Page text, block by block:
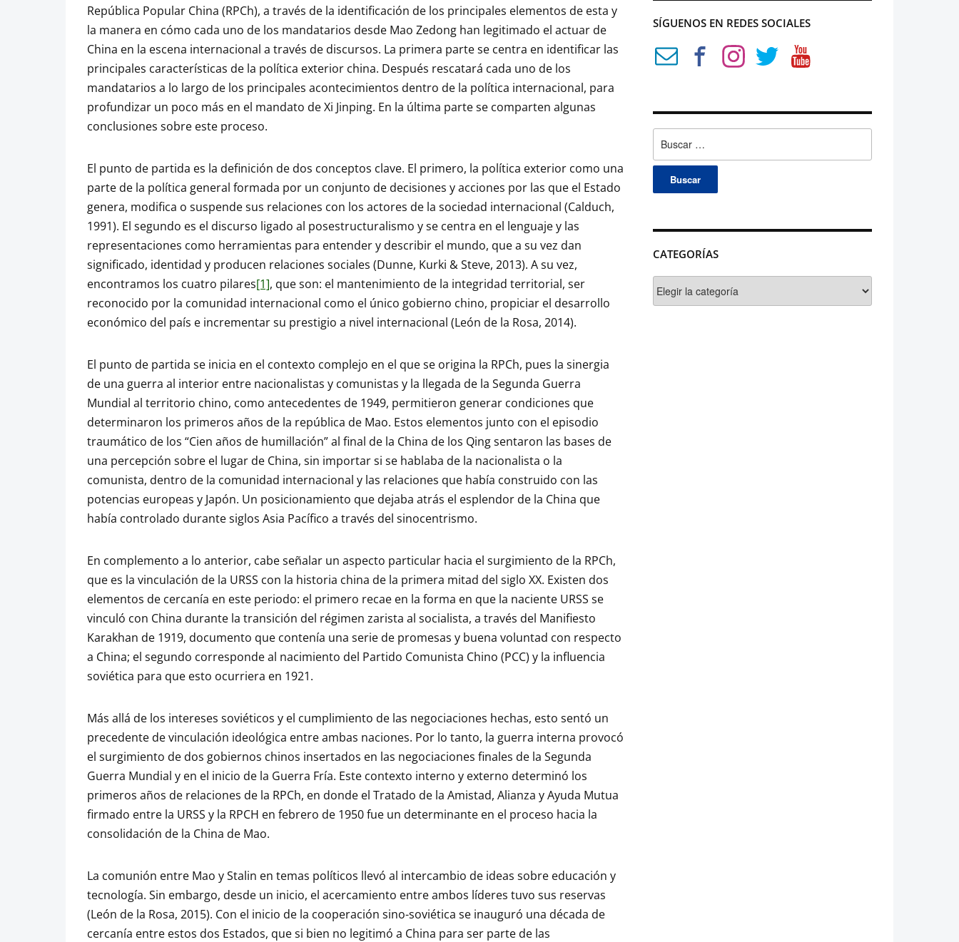
República Popular China (RPCh), a través de la identificación de los principales elementos de esta y
la manera en cómo cada uno de los mandatarios desde Mao Zedong han legitimado el actuar de
China en la escena internacional a través de discursos. La primera parte se centra en identificar las
principales características de la política exterior china. Después rescatará cada uno de los
mandatarios a lo largo de los principales acontecimientos dentro de la política internacional, para
profundizar un poco más en el mandato de Xi Jinping. En la última parte se comparten algunas
conclusiones sobre este proceso.
El punto de partida es la definición de dos conceptos clave. El primero, la política exterior como una
parte de la política general formada por un conjunto de decisiones y acciones por las que el Estado
genera, modifica o suspende sus relaciones con los actores de la sociedad internacional (Calduch,
1991). El segundo es el discurso ligado al posestructuralismo y se centra en el lenguaje y las
representaciones como herramientas para entender y describir el mundo, que a su vez dan
significado, identidad y producen relaciones sociales (Dunne, Kurki & Steve, 2013). A su vez,
encontramos los cuatro pilares[1], que son: el mantenimiento de la integridad territorial, ser
reconocido por la comunidad internacional como el único gobierno chino, propiciar el desarrollo
económico del país e incrementar su prestigio a nivel internacional (León de la Rosa, 2014).
El punto de partida se inicia en el contexto complejo en el que se origina la RPCh, pues la sinergia
de una guerra al interior entre nacionalistas y comunistas y la llegada de la Segunda Guerra
Mundial al territorio chino, como antecedentes de 1949, permitieron generar condiciones que
determinaron los primeros años de la república de Mao. Estos elementos junto con el episodio
traumático de los “Cien años de humillación” al final de la China de los Qing sentaron las bases de
una percepción sobre el lugar de China, sin importar si se hablaba de la nacionalista o la
comunista, dentro de la comunidad internacional y las relaciones que había construido con las
potencias europeas y Japón. Un posicionamiento que dejaba atrás el esplendor de la China que
había controlado durante siglos Asia Pacífico a través del sinocentrismo.
En complemento a lo anterior, cabe señalar un aspecto particular hacia el surgimiento de la RPCh,
que es la vinculación de la URSS con la historia china de la primera mitad del siglo XX. Existen dos
elementos de cercanía en este periodo: el primero recae en la forma en que la naciente URSS se
vinculó con China durante la transición del régimen zarista al socialista, a través del Manifiesto
Karakhan de 1919, documento que contenía una serie de promesas y buena voluntad con respecto
a China; el segundo corresponde al nacimiento del Partido Comunista Chino (PCC) y la influencia
soviética para que esto ocurriera en 1921.
Más allá de los intereses soviéticos y el cumplimiento de las negociaciones hechas, esto sentó un
precedente de vinculación ideológica entre ambas naciones. Por lo tanto, la guerra interna provocó
el surgimiento de dos gobiernos chinos insertados en las negociaciones finales de la Segunda
Guerra Mundial y en el inicio de la Guerra Fría. Este contexto interno y externo determinó los
primeros años de relaciones de la RPCh, en donde el Tratado de la Amistad, Alianza y Ayuda Mutua
firmado entre la URSS y la RPCH en febrero de 1950 fue un determinante en el proceso hacia la
consolidación de la China de Mao.
La comunión entre Mao y Stalin en temas políticos llevó al intercambio de ideas sobre educación y
tecnología. Sin embargo, desde un inicio, el acercamiento entre ambos líderes tuvo sus reservas
(León de la Rosa, 2015). Con el inicio de la cooperación sino-soviética se inauguró una década de
cercanía entre estos dos Estados, que si bien no legitimó a China para ser parte de las
SÍGUENOS EN REDES SOCIALES
CATEGORÍAS